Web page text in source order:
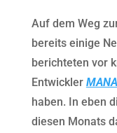
Auf dem Weg
bereits einige
berichteten vor
Entwickler MANA
haben. In eben
diesen Monats